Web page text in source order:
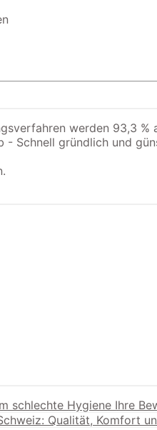
werden 93,3
- Schnell gründlich und
schlechte Hygiene Ihre
Qualität, Komfort